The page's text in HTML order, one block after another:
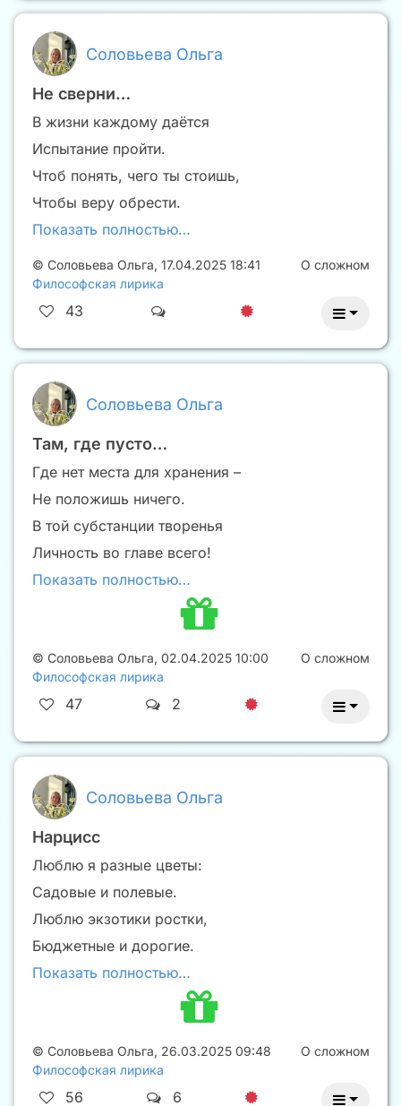
Соловьева Ольга
Не сверни…
В жизни каждому даётся
Испытание пройти.
Чтоб понять, чего ты стоишь,
Чтобы веру обрести.
Показать полностью…
© Соловьева Ольга, 17.04.2025 18:41
Философская лирика
О сложном
43
Соловьева Ольга
Там, где пусто…
Где нет места для хранения –
Не положишь ничего.
В той субстанции творенья
Личность во главе всего!
Показать полностью…
© Соловьева Ольга, 02.04.2025 10:00
Философская лирика
О сложном
47 2
Соловьева Ольга
Нарцисс
Люблю я разные цветы:
Садовые и полевые.
Люблю экзотики ростки,
Бюджетные и дорогие.
Показать полностью…
© Соловьева Ольга, 26.03.2025 09:48
Философская лирика
О сложном
56 6